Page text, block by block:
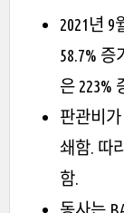
2021년
58.7%
은 223%
판관비
쇄함. 따
함.